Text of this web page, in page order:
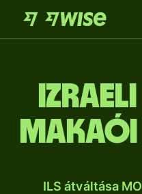
ILS átváltása